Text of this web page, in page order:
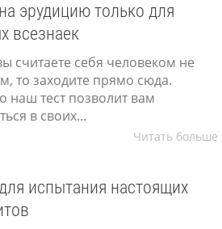
эрудицию только для
всезнаек
считаете себя человеком не
то заходите прямо сюда.
наш тест позволит вам
в своих...
Читать больше
испытания настоящих